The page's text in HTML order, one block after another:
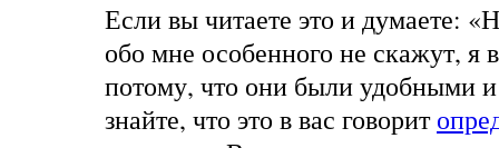
Если вы читаете это и думаете:
обо мне особенного не скажут, я
потому, что они были удобными
знайте, что это в вас говорит